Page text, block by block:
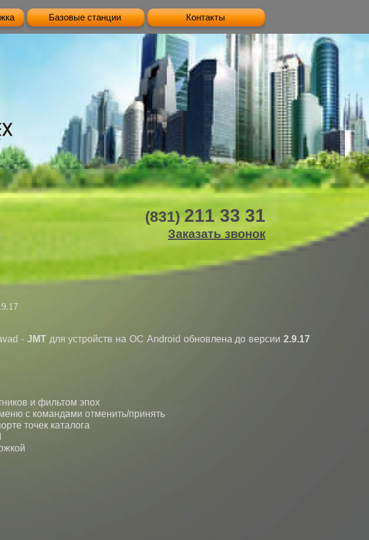
- JMT для устройств на ОС Android обновлена до версии2.9.17
и фильтом эпох
с командами отменить/принять
точек каталога
(831)211 33 31
Заказать звонок
Базовые станции Контакты